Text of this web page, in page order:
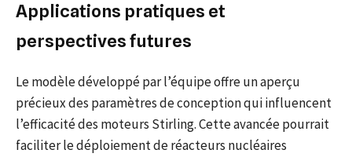
Applications pratiques et
perspectives futures
Le modèle développé par l’équipe offre un aperçu
précieux des paramètres de conception qui influencent
l’efficacité des moteurs Stirling. Cette avancée pourrait
faciliter le déploiement de réacteurs nucléaires